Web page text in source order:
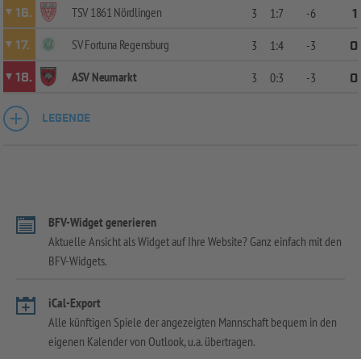
16.
TSV 1861 Nördlingen 3 1:7 -6
1
17.
SV Fortuna Regensburg 3 1:4 -3
0
18.
ASV Neumarkt 3 0:3 -3 0
LEGENDE
BFV-Widget generieren
Aktuelle Ansicht als Widget auf Ihre Website? Ganz einfach mit den
BFV-Widgets.
iCal-Export
Alle künftigen Spiele der angezeigten Mannschaft bequem in den
eigenen Kalender von Outlook, u.a. übertragen.